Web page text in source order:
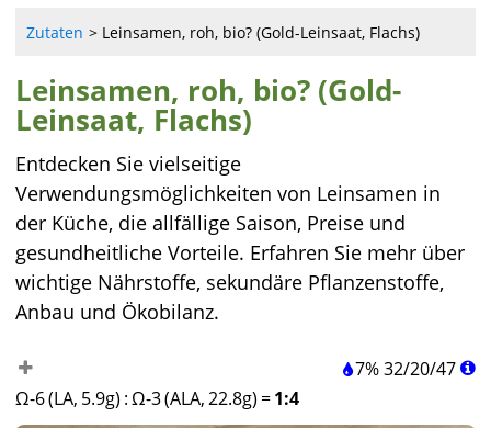
Zutaten Leinsamen, roh, bio? (Gold-Leinsaat, Flachs)
Leinsamen, roh, bio? (Gold-
Leinsaat, Flachs)
Entdecken Sie vielseitige
Verwendungsmöglichkeiten von Leinsamen in
der Küche, die allfällige Saison, Preise und
gesundheitliche Vorteile. Erfahren Sie mehr über
wichtige Nährstoffe, sekundäre Pflanzenstoffe,
Anbau und Ökobilanz.
7%32/20/47
Ω-6 (LA, 5.9g) :Ω-3 (ALA, 22.8g) =1:4